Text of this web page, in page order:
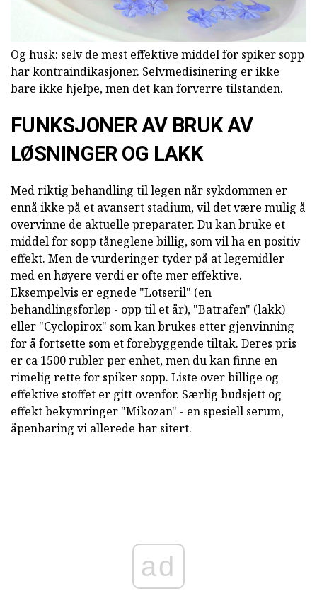
Og husk: selv de mest effektive middel for spiker sopp
har kontraindikasjoner. Selvmedisinering er ikke
bare ikke hjelpe, men det kan forverre tilstanden.
FUNKSJONER AV BRUK AV
LØSNINGER OG LAKK
Med riktig behandling til legen når sykdommen er
ennå ikke på et avansert stadium, vil det være mulig å
overvinne de aktuelle preparater. Du kan bruke et
middel for sopp tåneglene billig, som vil ha en positiv
effekt. Men de vurderinger tyder på at legemidler
med en høyere verdi er ofte mer effektive.
Eksempelvis er egnede "Lotseril" (en
behandlingsforløp - opp til et år), "Batrafen" (lakk)
eller "Cyclopirox" som kan brukes etter gjenvinning
for å fortsette som et forebyggende tiltak. Deres pris
er ca 1500 rubler per enhet, men du kan finne en
rimelig rette for spiker sopp. Liste over billige og
effektive stoffet er gitt ovenfor. Særlig budsjett og
effekt bekymringer "Mikozan" - en spesiell serum,
åpenbaring vi allerede har sitert.
ad